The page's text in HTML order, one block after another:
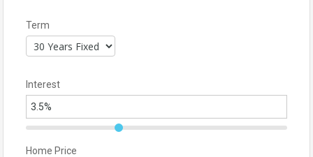
Term
Interest
Home Price